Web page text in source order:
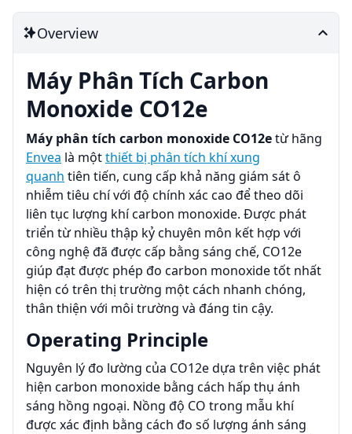
Overview
Máy Phân Tích Carbon
Monoxide CO12e
Máy phân tích carbon monoxide CO12etừ hãng
Envea là mộtthiết bị phân tích khí xung
quanh tiên tiến, cung cấp khả năng giám sát ô
nhiễm tiêu chí với độ chính xác cao để theo dõi
liên tục lượng khí carbon monoxide. Được phát
triển từ nhiều thập kỷ chuyên môn kết hợp với
công nghệ đã được cấp bằng sáng chế, CO12e
giúp đạt được phép đo carbon monoxide tốt nhất
hiện có trên thị trường một cách nhanh chóng,
thân thiện với môi trường và đáng tin cậy.
Operating Principle
Nguyên lý đo lường của CO12e dựa trên việc phát
hiện carbon monoxide bằng cách hấp thụ ánh
sáng hồng ngoại. Nồng độ CO trong mẫu khí
được xác định bằng cách đo số lượng ánh sáng